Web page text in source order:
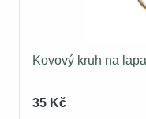
Kovový kruh na
35 Kč